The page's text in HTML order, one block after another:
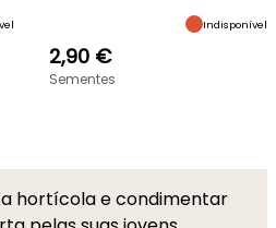
Indisponível
2,90 €
Sementes
hortícola e condimentar